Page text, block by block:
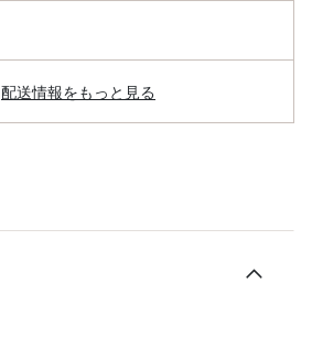
配送情報をもっと見る